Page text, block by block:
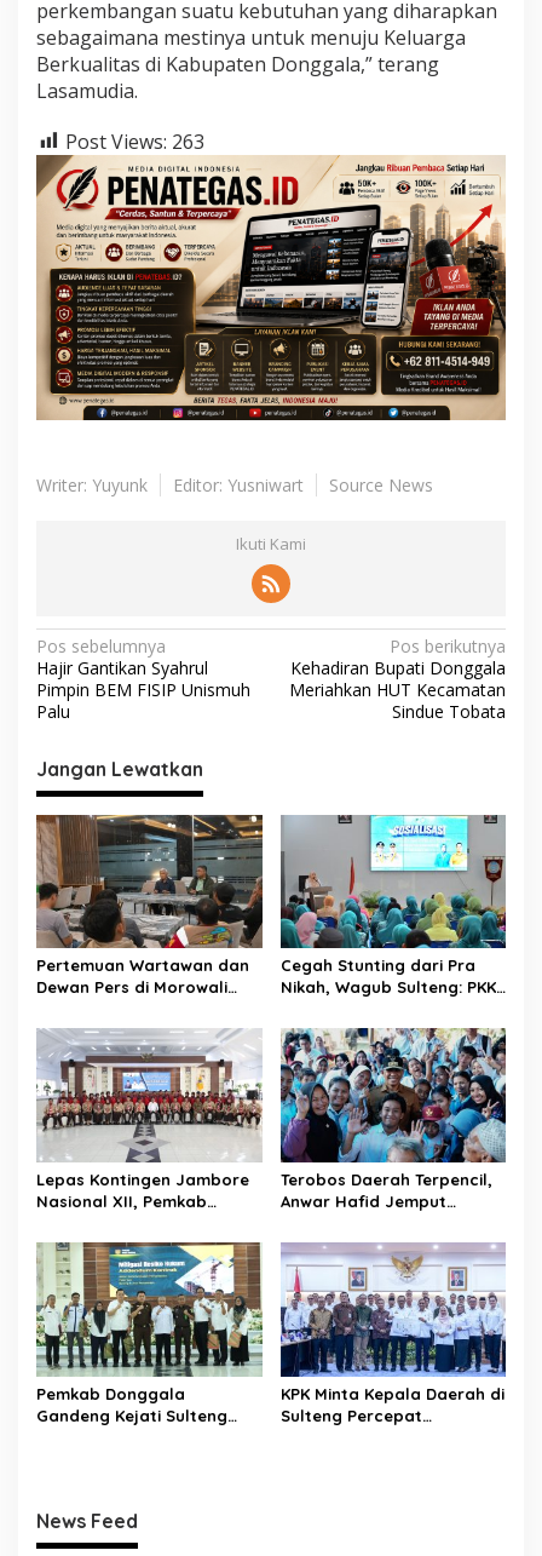
perkembangan suatu kebutuhan yang diharapkan
sebagaimana mestinya untuk menuju Keluarga
Berkualitas di Kabupaten Donggala,” terang
Lasamudia.
Post Views: 263
Writer: Yuyunk Editor: Yusniwart Source News
Ikuti Kami
N
a
v
i
g
a
s
i
p
o
s
Pos sebelumnya
Hajir Gantikan Syahrul
Pimpin BEM FISIP Unismuh
Palu
Pos berikutnya
Kehadiran Bupati Donggala
Meriahkan HUT Kecamatan
Sindue Tobata
Jangan Lewatkan
Pertemuan Wartawan dan
Dewan Pers di Morowali
dan Peningkatan
Kompetensi Jurnalis
Cegah Stunting dari Pra
Nikah, Wagub Sulteng: PKK
Selamatkan Generasi Emas
Lepas Kontingen Jambore
Nasional XII, Pemkab
Pramuka Jadi Duta
Karakter dan Kebanggaan
Daerah
Terobos Daerah Terpencil,
Anwar Hafid Jemput
“Tak Boleh Ada Wilayah
yang Tertinggal”
Pemkab Donggala
Gandeng Kejati Sulteng
KPK Minta Kepala Daerah di
Sulteng Percepat
News Feed